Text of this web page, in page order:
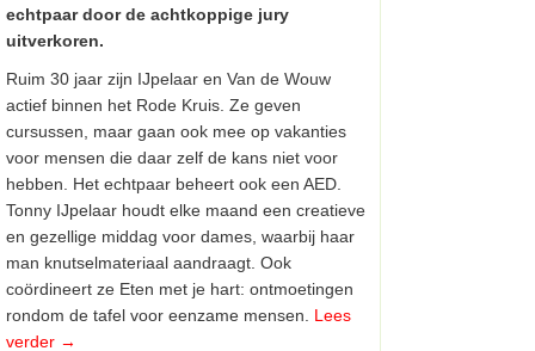
echtpaar door de achtkoppige jury
uitverkoren.
Ruim 30 jaar zijn IJpelaar en Van de Wouw
actief binnen het Rode Kruis. Ze geven
cursussen, maar gaan ook mee op vakanties
voor mensen die daar zelf de kans niet voor
hebben. Het echtpaar beheert ook een AED.
Tonny IJpelaar houdt elke maand een creatieve
en gezellige middag voor dames, waarbij haar
man knutselmateriaal aandraagt. Ook
coördineert ze Eten met je hart: ontmoetingen
rondom de tafel voor eenzame mensen. Lees
verder →